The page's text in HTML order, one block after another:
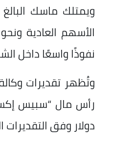
نفوذًا واسعًا داخل
دولار وفق التقديرات